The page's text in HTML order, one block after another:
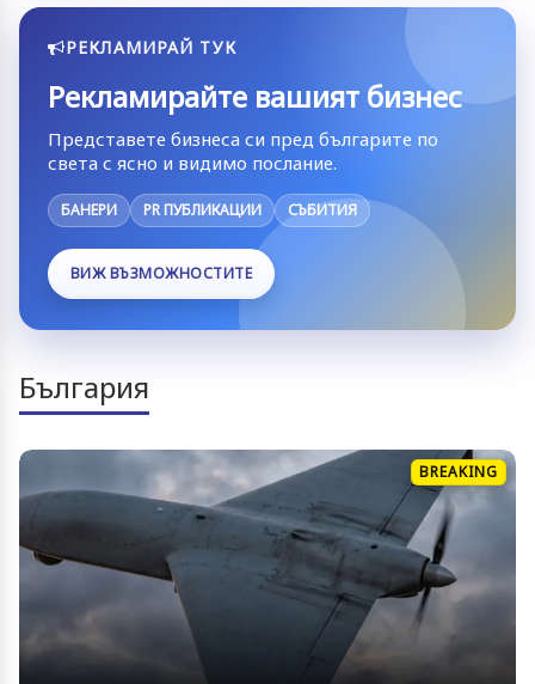
РЕКЛАМИРАЙ ТУК
Рекламирайте вашият бизнес
Представете бизнеса си пред българите по
света с ясно и видимо послание.
БАНЕРИ PR ПУБЛИКАЦИИ СЪБИТИЯ
ВИЖ ВЪЗМОЖНОСТИТЕ
България
BREAKING